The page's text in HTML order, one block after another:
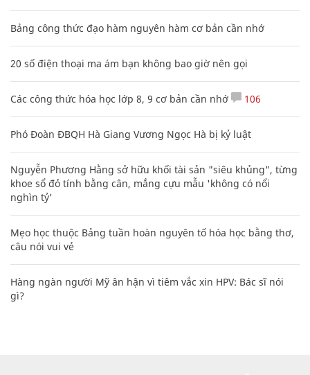
Bảng công thức đạo hàm nguyên hàm cơ bản cần nhớ
20 số điện thoại ma ám bạn không bao giờ nên gọi
Các công thức hóa học lớp 8, 9 cơ bản cần nhớ 106
Phó Đoàn ĐBQH Hà Giang Vương Ngọc Hà bị kỷ luật
Nguyễn Phương Hằng sở hữu khối tài sản "siêu khủng", từng
khoe sổ đỏ tính bằng cân, mắng cựu mẫu 'không có nổi
nghìn tỷ'
Mẹo học thuộc Bảng tuần hoàn nguyên tố hóa học bằng thơ,
câu nói vui vẻ
Hàng ngàn người Mỹ ân hận vì tiêm vắc xin HPV: Bác sĩ nói
gì?